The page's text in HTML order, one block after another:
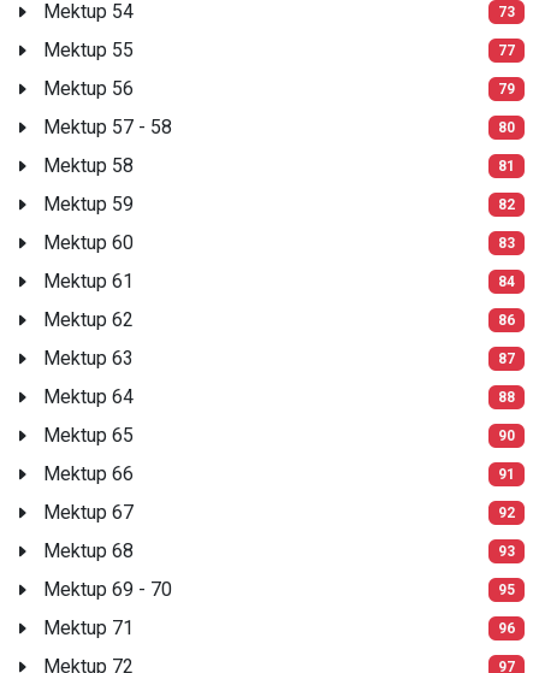
Mektup 54 73
Mektup 55 77
Mektup 56 79
Mektup 57 - 58 80
Mektup 58 81
Mektup 59 82
Mektup 60 83
Mektup 61 84
Mektup 62 86
Mektup 63 87
Mektup 64 88
Mektup 65 90
Mektup 66 91
Mektup 67 92
Mektup 68 93
Mektup 69 - 70 95
Mektup 71 96
Mektup 72 97